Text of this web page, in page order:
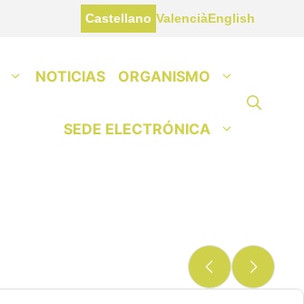
Castellano ValenciàEnglish
NOTICIAS ORGANISMO
SEDE ELECTRÓNICA